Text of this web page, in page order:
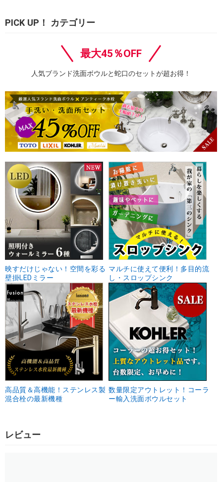
PICK UP！ カテゴリー
最大45％OFF
人気ブランド洗面ボウルと蛇口のセットが超お得！
映すだけじゃない！空間を彩る
壁掛LEDミラー
マルチに使えて便利！多目的流
し・スロップシンク
高品質＆高機能！ステンレス製
混合栓の最新機種
数量限定アウトレット！コーラ
ー輸入洗面ボウルセット
レビュー